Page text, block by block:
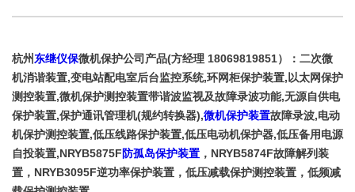
杭州东继仪保微机保护公司产品(方经理 18069819851）：二次微
机消谐装置,变电站配电室后台监控系统,环网柜保护装置,以太网保护
测控装置,微机保护测控装置带谐波监视及故障录波功能,无源自供电
保护装置,保护通讯管理机(规约转换器),微机保护装置故障录波,电动
机保护测控装置,低压线路保护装置,低压电动机保护器,低压备用电源
自投装置,NRYB5875F防孤岛保护装置 ，NRYB5874F故障解列装
置，NRYB3095F逆功率保护装置，低压减载保护测控装置，低频减